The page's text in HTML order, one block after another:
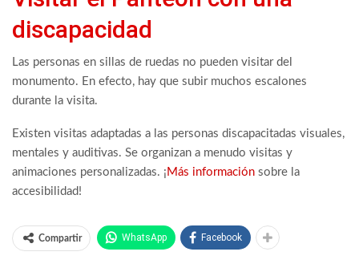
discapacidad
Las personas en sillas de ruedas no pueden visitar del
monumento. En efecto, hay que subir muchos escalones
durante la visita.
Existen visitas adaptadas a las personas discapacitadas visuales,
mentales y auditivas. Se organizan a menudo visitas y
animaciones personalizadas. ¡ Más información sobre la
accesibilidad!
Compartir WhatsApp Facebook